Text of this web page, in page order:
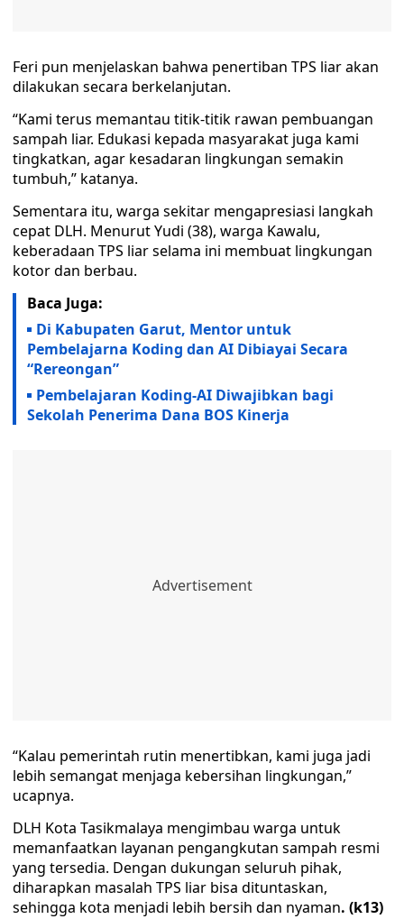
Feri pun menjelaskan bahwa penertiban TPS liar akan
dilakukan secara berkelanjutan.
“Kami terus memantau titik-titik rawan pembuangan
sampah liar. Edukasi kepada masyarakat juga kami
tingkatkan, agar kesadaran lingkungan semakin
tumbuh,” katanya.
Sementara itu, warga sekitar mengapresiasi langkah
cepat DLH. Menurut Yudi (38), warga Kawalu,
keberadaan TPS liar selama ini membuat lingkungan
kotor dan berbau.
Baca Juga:
Di Kabupaten Garut, Mentor untuk
Pembelajarna Koding dan AI Dibiayai Secara
“Rereongan”
Pembelajaran Koding-AI Diwajibkan bagi
Sekolah Penerima Dana BOS Kinerja
“Kalau pemerintah rutin menertibkan, kami juga jadi
lebih semangat menjaga kebersihan lingkungan,”
ucapnya.
DLH Kota Tasikmalaya mengimbau warga untuk
memanfaatkan layanan pengangkutan sampah resmi
yang tersedia. Dengan dukungan seluruh pihak,
diharapkan masalah TPS liar bisa dituntaskan,
sehingga kota menjadi lebih bersih dan nyaman. (k13)